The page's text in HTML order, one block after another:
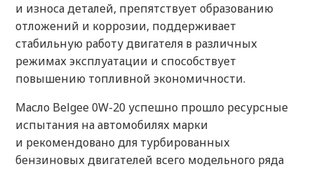
и износа деталей, препятствует образованию
отложений и коррозии, поддерживает
стабильную работу двигателя в различных
режимах эксплуатации и способствует
повышению топливной экономичности.
Масло Belgee 0W-20 успешно прошло ресурсные
испытания на автомобилях марки
и рекомендовано для турбированных
бензиновых двигателей всего модельного ряда